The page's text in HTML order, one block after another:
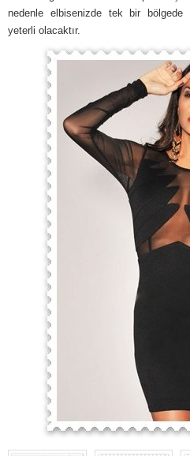
nedenle elbisenizde tek bir bölgede
yeterli olacaktır.